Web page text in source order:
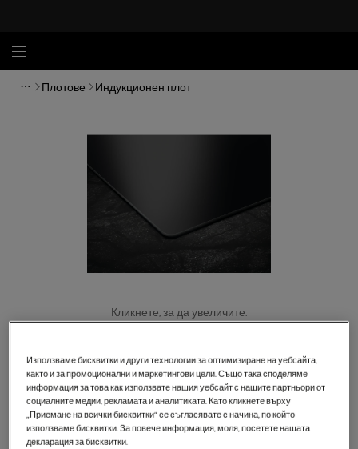
Плотове Индукционен плот
Кликнете, за да увеличите.
TO64IA00IB
Плот 5000 Индукция 60 cm
5 (17)
Използваме бисквитки и други технологии за оптимизиране на уебсайта,
както и за промоционални и маркетингови цели. Също така споделяме
информация за това как използвате нашия уебсайт с нашите партньори от
социалните медии, рекламата и аналитиката. Като кликнете върху
„Приемане на всички бисквитки“ се съгласявате с начина, по който
използваме бисквитки. За повече информация, моля, посетете нашата
декларация за бисквитки.